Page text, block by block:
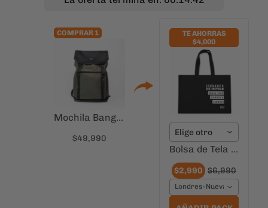
$49,990
Elige otro
Londres-Nueva York-
Despacho a todo Chile. Cambios fáciles y
garantía de 6 meses.